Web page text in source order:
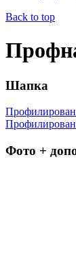
Back to top
Шапка
Фото +